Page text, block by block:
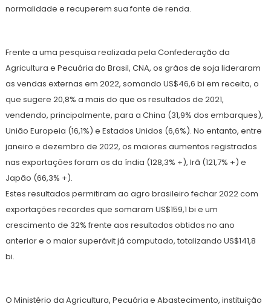
normalidade e recuperem sua fonte de renda.
Frente a uma pesquisa realizada pela Confederação da
Agricultura e Pecuária do Brasil, CNA, os grãos de soja lideraram
as vendas externas em 2022, somando US$46,6 bi em receita, o
que sugere 20,8% a mais do que os resultados de 2021,
vendendo, principalmente, para a China (31,9% dos embarques),
União Europeia (16,1%) e Estados Unidos (6,6%). No entanto, entre
janeiro e dezembro de 2022, os maiores aumentos registrados
nas exportações foram os da índia (128,3% +), Irã (121,7% +) e
Japão (66,3% +).
Estes resultados permitiram ao agro brasileiro fechar 2022 com
exportações recordes que somaram US$159,1 bi e um
crescimento de 32% frente aos resultados obtidos no ano
anterior e o maior superávit já computado, totalizando US$141,8
bi.
O Ministério da Agricultura, Pecuária e Abastecimento, instituição